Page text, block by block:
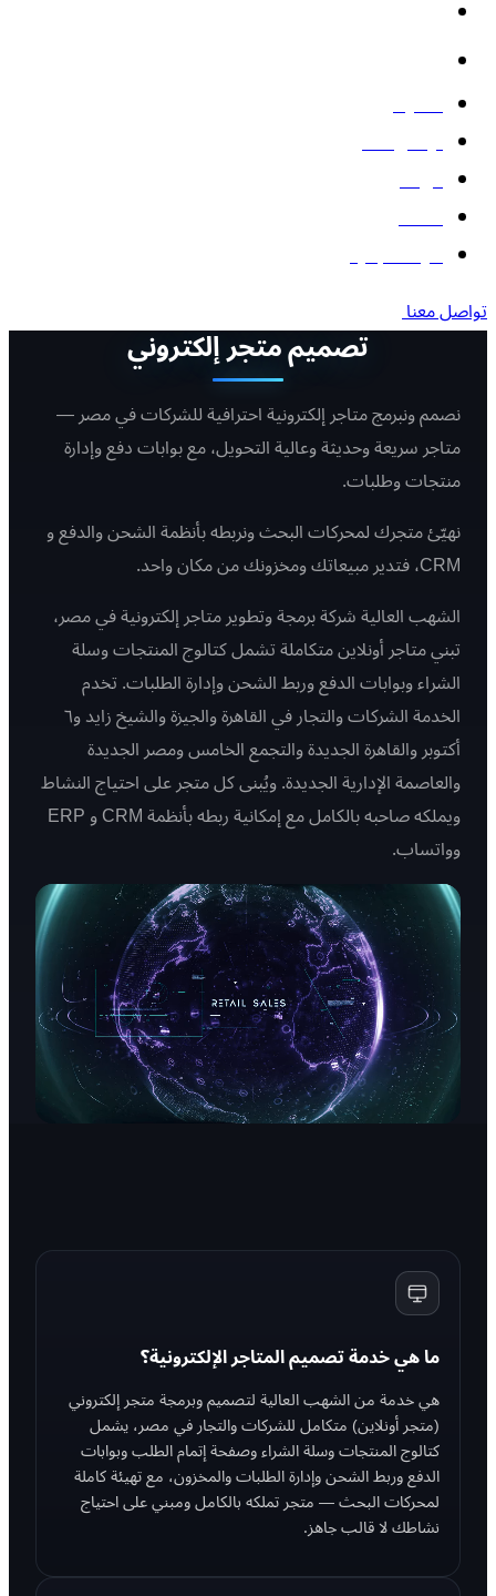
المدونة
تواصل معنا
من نحن
أعمالنا
أدوات مجانية
تواصل معنا
تصميم متجر إلكتروني
نصمم ونبرمج متاجر إلكترونية احترافية للشركات في مصر —
متاجر سريعة وحديثة وعالية التحويل، مع بوابات دفع وإدارة
منتجات وطلبات.
نهيّئ متجرك لمحركات البحث ونربطه بأنظمة الشحن والدفع و
CRM، فتدير مبيعاتك ومخزونك من مكان واحد.
الشهب العالية شركة برمجة وتطوير متاجر إلكترونية في مصر،
تبني متاجر أونلاين متكاملة تشمل كتالوج المنتجات وسلة
الشراء وبوابات الدفع وربط الشحن وإدارة الطلبات. تخدم
الخدمة الشركات والتجار في القاهرة والجيزة والشيخ زايد و٦
أكتوبر والقاهرة الجديدة والتجمع الخامس ومصر الجديدة
والعاصمة الإدارية الجديدة. ويُبنى كل متجر على احتياج النشاط
ويملكه صاحبه بالكامل مع إمكانية ربطه بأنظمة CRM و ERP
وواتساب.
ما هي خدمة تصميم المتاجر الإلكترونية؟
هي خدمة من الشهب العالية لتصميم وبرمجة متجر إلكتروني
(متجر أونلاين) متكامل للشركات والتجار في مصر، يشمل
كتالوج المنتجات وسلة الشراء وصفحة إتمام الطلب وبوابات
الدفع وربط الشحن وإدارة الطلبات والمخزون، مع تهيئة كاملة
لمحركات البحث — متجر تملكه بالكامل ومبني على احتياج
نشاطك لا قالب جاهز.